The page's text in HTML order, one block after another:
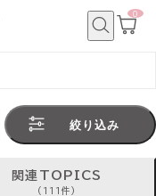
カ
0
絞り込み
関連TOPICS
(111件)